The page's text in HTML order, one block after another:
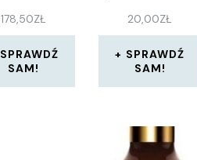
178,50ZŁ
SPRAWDŹ
SAM!
20,00ZŁ
SPRAWDŹ
SAM!